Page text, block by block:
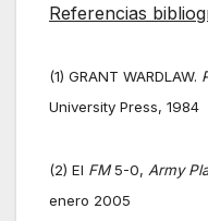
Referencias
(1) GRANT WARDLAW.
University Press, 1984
(2) El FM5-0, Army
enero 2005